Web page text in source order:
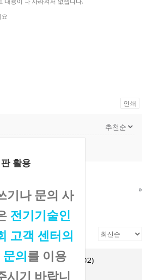
활용
기나 문의 사
전기기술인
고객 센터의
의를 이용
시기 바랍니
인쇄
의
하는게 무엇인가요?
»
업그레이드(2026.03.02)
천 0 조회 2367